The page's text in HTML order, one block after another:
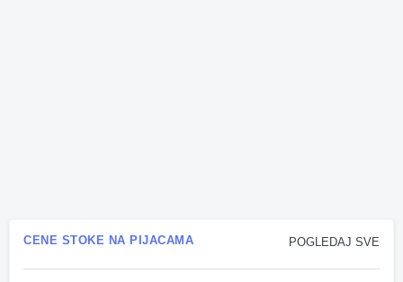
POGLEDAJ SVE
CENE STOKE NA PIJACAMA